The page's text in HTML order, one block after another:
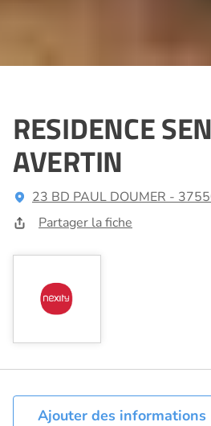
RESIDENCE
AVERTIN
23 BD PAUL DOUMER -
Partager la fiche
Ajouter des informations